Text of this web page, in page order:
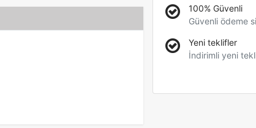
100% Güvenli
Güvenli ödeme
Yeni teklifler
İndirimli yeni